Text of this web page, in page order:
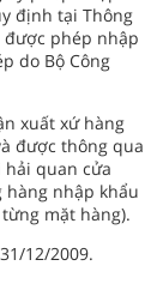
định tại Thông
được phép nhập
do Bộ Công
xuất xứ hàng
được thông qua
quan cửa
nhập khẩu
mặt hàng).
12/2009.